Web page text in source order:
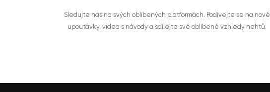
Sledujte nás na svých oblíbených platformách. Podívejte se na nové
upoutávky, videa s návody a sdílejte své oblíbené vzhledy nehtů.